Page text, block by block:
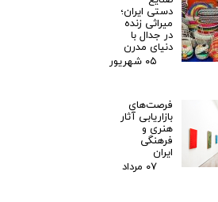
دستی ایران؛
میراثی زنده
در جدال با
دنیای مدرن
۰۵ شهریور
فرصت‌های
بازاریابی آثار
هنری و
فرهنگی
ایران
۰۷ مرداد